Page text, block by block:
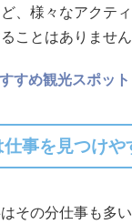
、様々なアクテ
ことはありません
すめ観光スポット
仕事を見つけや
その分仕事も多